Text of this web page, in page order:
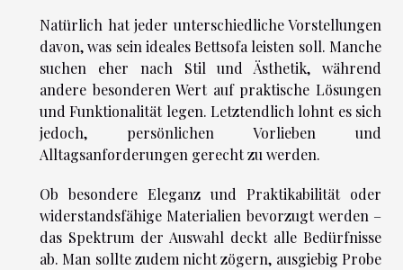
Natürlich hat jeder unterschiedliche Vorstellungen
davon, was sein ideales Bettsofa leisten soll. Manche
suchen eher nach Stil und Ästhetik, während
andere besonderen Wert auf praktische Lösungen
und Funktionalität legen. Letztendlich lohnt es sich
jedoch, persönlichen Vorlieben und
Alltagsanforderungen gerecht zu werden.
Ob besondere Eleganz und Praktikabilität oder
widerstandsfähige Materialien bevorzugt werden –
das Spektrum der Auswahl deckt alle Bedürfnisse
ab. Man sollte zudem nicht zögern, ausgiebig Probe